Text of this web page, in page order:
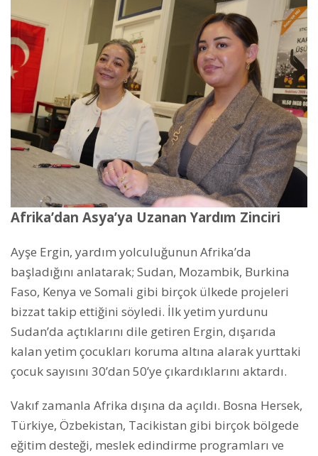
Afrika’dan Asya’ya Uzanan Yardım Zinciri
Ayşe Ergin, yardım yolculuğunun Afrika’da
başladığını anlatarak; Sudan, Mozambik, Burkina
Faso, Kenya ve Somali gibi birçok ülkede projeleri
bizzat takip ettiğini söyledi. İlk yetim yurdunu
Sudan’da açtıklarını dile getiren Ergin, dışarıda
kalan yetim çocukları koruma altına alarak yurttaki
çocuk sayısını 30’dan 50’ye çıkardıklarını aktardı.
Vakıf zamanla Afrika dışına da açıldı. Bosna Hersek,
Türkiye, Özbekistan, Tacikistan gibi birçok bölgede
eğitim desteği, meslek edindirme programları ve